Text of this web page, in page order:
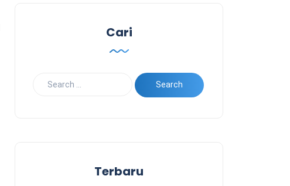
Cari
Terbaru